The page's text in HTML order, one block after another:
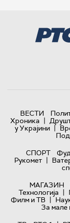
ВЕСТИ
Хроника |
у Украјини |
СПОРТ
Рукомет |
МАГАЗИН
Технологијa |
Филм и ТВ |
За мале